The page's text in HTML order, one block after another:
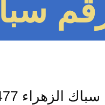
سباك الزهراء 97371477📞 | أفضل خدمات السباكة الاحترافية